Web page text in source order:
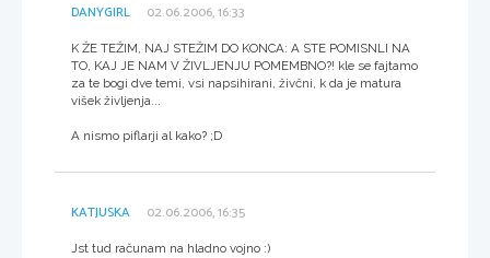
DANYGIRL 02.06.2006, 16:33
K ŽE TEŽIM, NAJ STEŽIM DO KONCA: A STE POMISNLI NA
TO, KAJ JE NAM V ŽIVLJENJU POMEMBNO?! kle se fajtamo
za te bogi dve temi, vsi napsihirani, živčni, k da je matura
višek življenja...
A nismo piflarji al kako? ;D
KATJUSKA 02.06.2006, 16:35
Jst tud računam na hladno vojno :)